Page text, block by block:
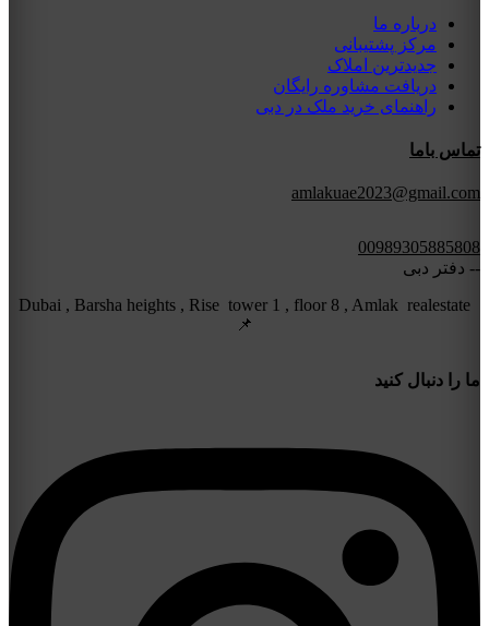
درباره ما
مرکز پشتیبانی
جدیدترین املاک
دریافت مشاوره رایگان
راهنمای خرید ملک در دبی
تماس باما
amlakuae2023@gmail.com
00989305885808
-- دفتر دبی
Dubai , Barsha heights , Rise tower 1 , floor 8 , Amlak realestate
📌
ما را دنبال کنید